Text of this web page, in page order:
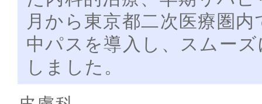
月から東京都二次医療圏
中パスを導入し、スムー
しました。